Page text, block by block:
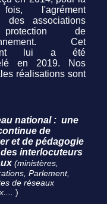
l'agrément
des associations
de
Cet
lui a été
en 2019. Nos
réalisations sont
national : une
de
et de pédagogie
interlocuteurs
(ministères,
Parlement,
de réseaux
)